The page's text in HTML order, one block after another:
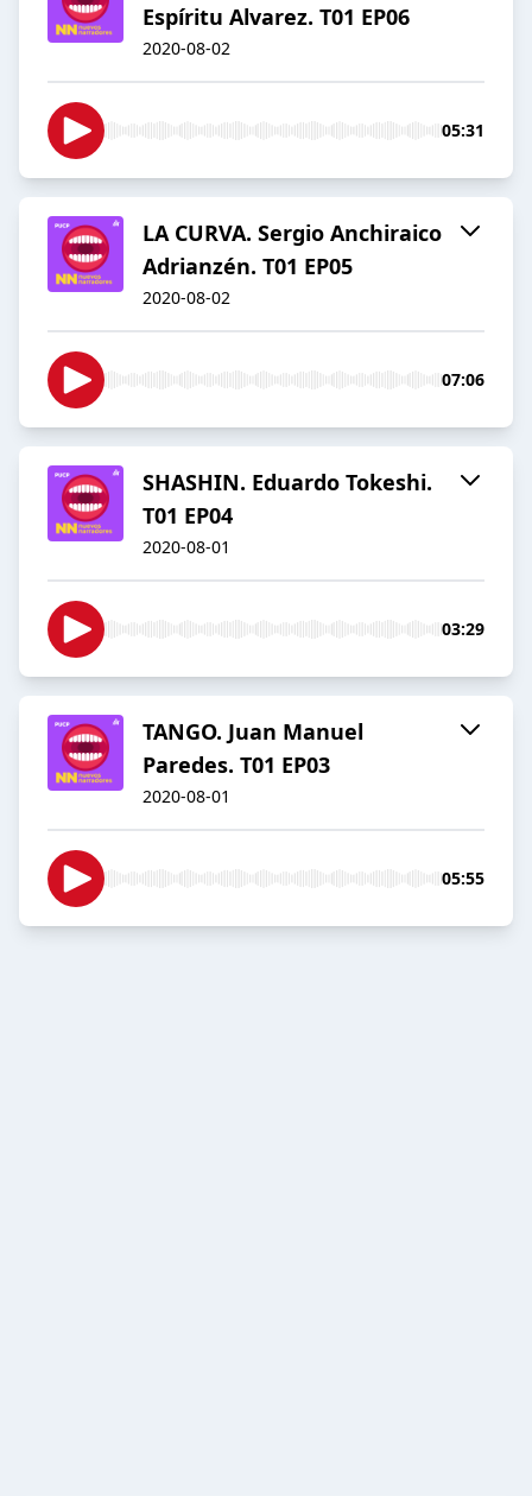
Espíritu Alvarez. T01 EP06
2020-08-02
05:31
LA CURVA. Sergio Anchiraico
Adrianzén. T01 EP05
2020-08-02
07:06
SHASHIN. Eduardo Tokeshi.
T01 EP04
2020-08-01
03:29
TANGO. Juan Manuel
Paredes. T01 EP03
2020-08-01
05:55